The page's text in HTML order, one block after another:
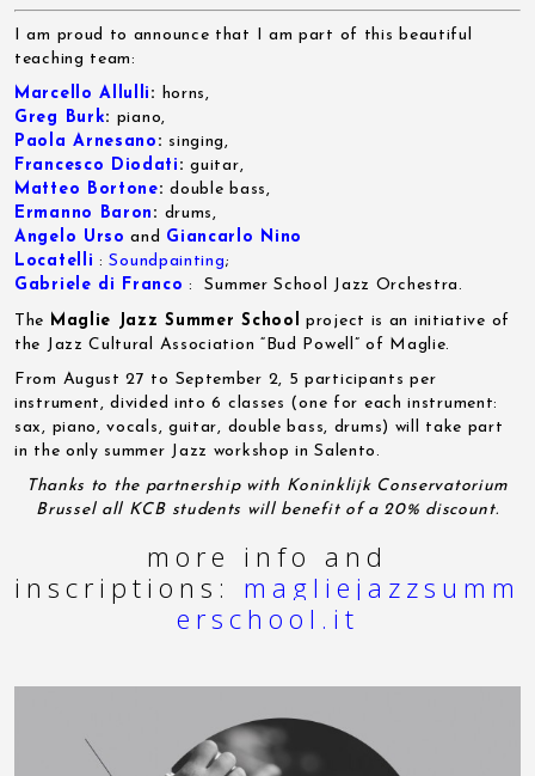
I am proud to announce that I am part of this beautiful
teaching team:
Marcello Allulli : horns,
Greg Burk: piano,
Paola Arnesano : singing,
Francesco Diodati :guitar,
Matteo Bortone:double bass,
Ermanno Baron : drums,
Angelo Urso and Giancarlo Nino
Locatelli :Soundpainting;
Gabriele di Franco : Summer School Jazz Orchestra.
The Maglie Jazz Summer School
project is an initiative of
the Jazz Cultural Association “Bud Powell” of Maglie.
From August 27 to September 2, 5 participants per
instrument, divided into 6 classes (one for each instrument:
sax, piano, vocals, guitar, double bass, drums) will take part
in the only summer Jazz workshop in Salento.
Thanks to the partnership with Koninklijk Conservatorium
Brusselall KCB students will benefit of a 20% discount.
more info and
inscriptions: magliejazzsumm
erschool.it